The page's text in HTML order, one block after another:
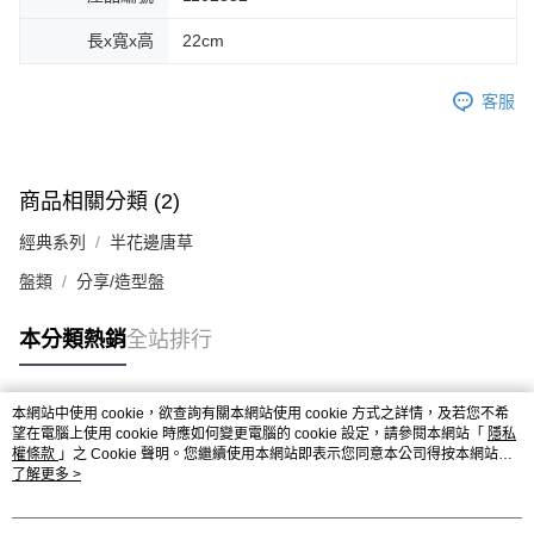
長x寬x高 22cm
客服
商品相關分類 (2)
經典系列 半花邊唐草
盤類 分享/造型盤
本分類熱銷全站排行
熱門標籤
本網站中使用 cookie，欲查詢有關本網站使用 cookie 方式之詳情，及若您不希
望在電腦上使用 cookie 時應如何變更電腦的 cookie 設定，請參閱本網站「 隱私
權條款 」之 Cookie 聲明。您繼續使用本網站即表示您同意本公司得按本網站使
用條款之 Cookie 聲明使用 cookie。
了解更多 >